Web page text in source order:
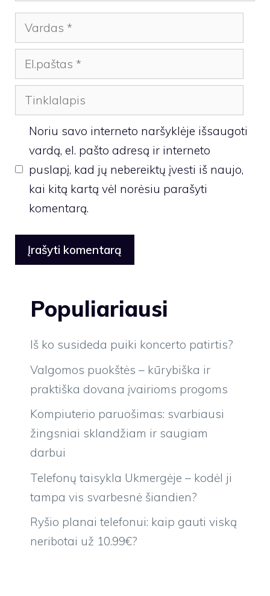
Vardas
El.paštas
Tinklalapis
Noriu savo interneto naršyklėje išsaugoti
vardą, el. pašto adresą ir interneto
puslapį, kad jų nebereiktų įvesti iš naujo,
kai kitą kartą vėl norėsiu parašyti
komentarą.
Populiariausi
Iš ko susideda puiki koncerto patirtis?
Valgomos puokštės – kūrybiška ir
praktiška dovana įvairioms progoms
Kompiuterio paruošimas: svarbiausi
žingsniai sklandžiam ir saugiam
darbui
Telefonų taisykla Ukmergėje – kodėl ji
tampa vis svarbesnė šiandien?
Ryšio planai telefonui: kaip gauti viską
neribotai už 10.99€?